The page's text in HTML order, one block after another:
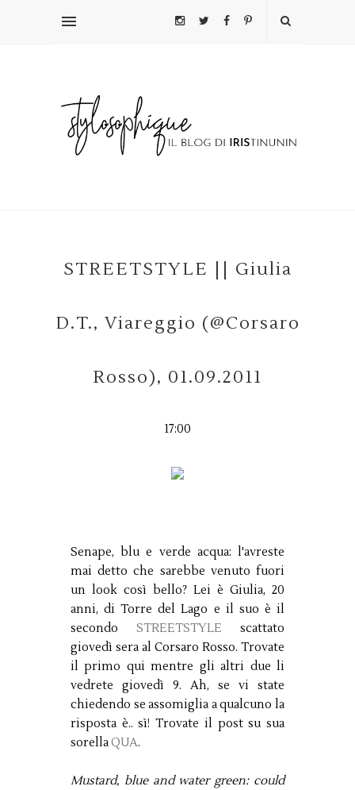
STREETSTYLE || Giulia
D.T., Viareggio (@Corsaro
Rosso), 01.09.2011
17:00
Senape, blu e verde acqua: l'avreste
mai detto che sarebbe venuto fuori
un look così bello? Lei è Giulia, 20
anni, di Torre del Lago e il suo è il
secondo STREETSTYLE scattato
giovedì sera al Corsaro Rosso. Trovate
il primo qui mentre gli altri due li
vedrete giovedì 9. Ah, se vi state
chiedendo se assomiglia a qualcuno la
risposta è.. sì! Trovate il post su sua
sorellaQUA.
Mustard, blue and water green: could